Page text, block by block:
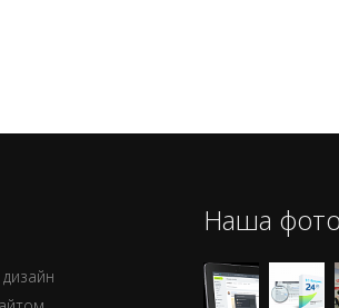
Наша